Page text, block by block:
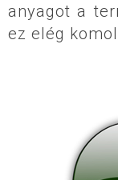
anyagot a
ez elég